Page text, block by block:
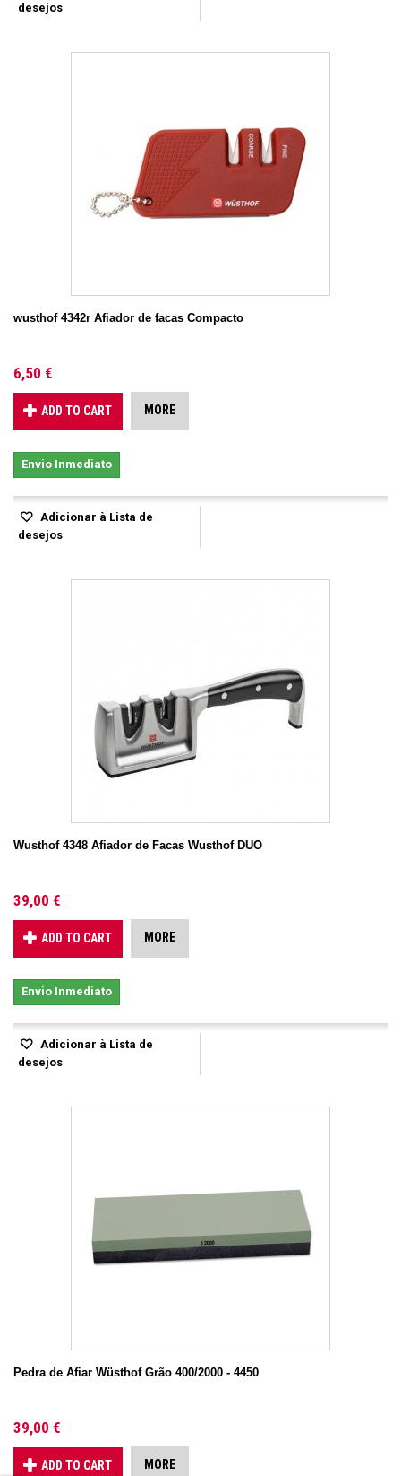
desejos
wusthof 4342r Afiador de facas Compacto
6,50 €
ADD TO CART MORE
Envio Inmediato
Adicionar à Lista de
desejos
Wusthof 4348 Afiador de Facas Wusthof DUO
39,00 €
ADD TO CART MORE
Envio Inmediato
Adicionar à Lista de
desejos
Pedra de Afiar Wüsthof Grão 400/2000 - 4450
39,00 €
ADD TO CART MORE